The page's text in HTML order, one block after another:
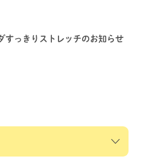
すっきりストレッチのお知らせ